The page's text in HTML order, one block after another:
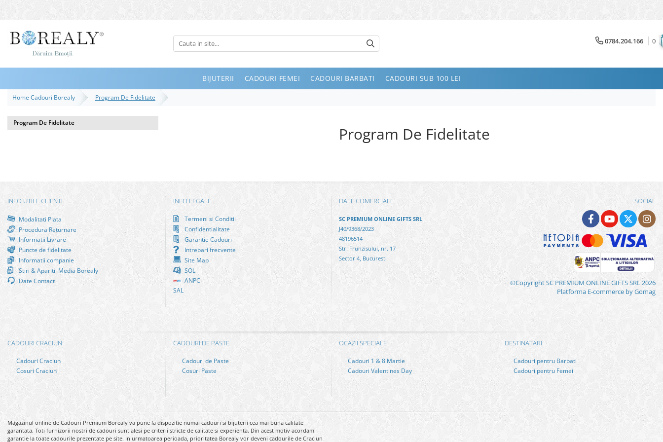
Bijuterii
Inele
Bratari
Coliere
Seturi
Bijuterii Femei
Bijuterii Copii
Bijuterii Mirese
Selectii
Reduceri
Cele mai noi
Cele mai vandute
Cele mai votate
Cu video
0 Lei - 100 Lei
100 Lei - 200 Lei
200 Lei - 300 Lei
300 Lei - 500 Lei
500 Lei - 1000 Lei
1000 Lei +
0784.204.166 0
BIJUTERII CADOURI FEMEI CADOURI BARBATI CADOURI SUB 100 LEI
Home Cadouri Borealy Program De Fidelitate
Program De Fidelitate
Program De Fidelitate
INFO UTILE CLIENTI
Modalitati Plata
Procedura Returnare
Informatii Livrare
Puncte de fidelitate
Informatii companie
Stiri & Aparitii Media Borealy
Date Contact
INFO LEGALE
Termeni si Conditii
Confidentialitate
Garantie Cadouri
Intrebari frecvente
Site Map
SOL
ANPC
SAL
DATE COMERCIALE
SC PREMIUM ONLINE GIFTS SRL
J40/9368/2023
48196514
Str. Frunzisului, nr. 17
Sector 4, Bucuresti
SOCIAL
©Copyright SC PREMIUM ONLINE GIFTS SRL 2026
Platforma E-commerce by Gomag
CADOURI CRACIUN
Cadouri Craciun
Cosuri Craciun
CADOURI DE PASTE
Cadouri de Paste
Cosuri Paste
OCAZII SPECIALE
Cadouri 1 & 8 Martie
Cadouri Valentines Day
DESTINATARI
Cadouri pentru Barbati
Cadouri pentru Femei
Magazinul online de Cadouri Premium Borealy va pune la dispozitie numai cadouri si bijuterii cea mai buna calitate
garantata. Toti furnizorii nostri de cadouri sunt alesi pe criterii stricte de calitate si experienta. Din acest motiv acordam
garantie la toate cadourile prezentate pe site. In urmatoarea perioada, prioritatea Borealy vor deveni cadourile de Craciun